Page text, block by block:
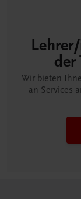
der
Wir bieten
an Services